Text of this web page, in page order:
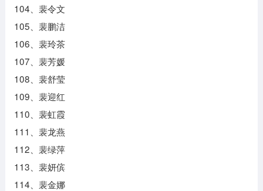
104、裴令文
105、裴鹏洁
106、裴玲茶
107、裴芳媛
108、裴舒莹
109、裴迎红
110、裴虹霞
111、裴龙燕
112、裴绿萍
113、裴妍傧
114、裴金娜